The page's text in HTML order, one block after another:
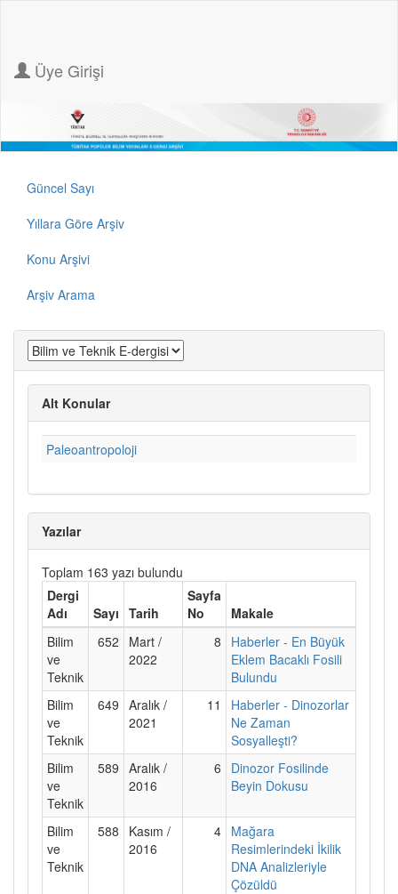
Üye Girişi
Güncel Sayı
Yıllara Göre Arşiv
Konu Arşivi
Arşiv Arama
Alt Konular
Paleoantropoloji
Yazılar
Toplam 163 yazı bulundu
Dergi
Adı
Sayı Tarih
Sayfa
No
Makale
Bilim
ve
Teknik
652
Mart /
2022
8
Haberler - En Büyük
Eklem Bacaklı Fosili
Bulundu
Bilim
ve
Teknik
649 Aralık /
2021
11
Haberler - Dinozorlar
Ne Zaman
Sosyalleşti?
Bilim
ve
Teknik
589 Aralık /
2016
6
Dinozor Fosilinde
Beyin Dokusu
Bilim
ve
Teknik
588
Kasım /
2016
4 Mağara
Resimlerindeki İkilik
DNA Analizleriyle
Çözüldü